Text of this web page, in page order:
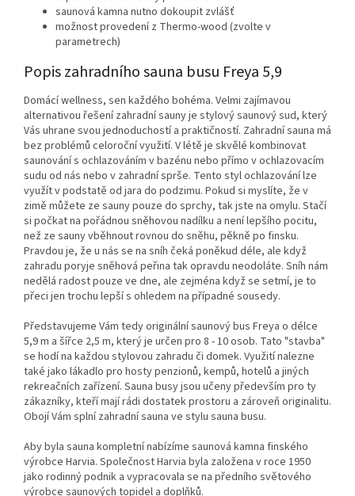
saunová kamna nutno dokoupit zvlášť
možnost provedení z Thermo-wood (zvolte v
parametrech)
Popis zahradního sauna busu Freya 5,9
Domácí wellness, sen každého bohéma. Velmi zajímavou
alternativou řešení zahradní sauny je stylový saunový sud, který
Vás uhrane svou jednoduchostí a praktičností. Zahradní sauna má
bez problémů celoroční využití. V létě je skvělé kombinovat
saunování s ochlazováním v bazénu nebo přímo v ochlazovacím
sudu od nás nebo v zahradní sprše. Tento styl ochlazování lze
využít v podstatě od jara do podzimu. Pokud si myslíte, že v
zimě můžete ze sauny pouze do sprchy, tak jste na omylu. Stačí
si počkat na pořádnou sněhovou nadílku a není lepšího pocitu,
než ze sauny vběhnout rovnou do sněhu, pěkně po finsku.
Pravdou je, že u nás se na sníh čeká poněkud déle, ale když
zahradu poryje sněhová peřina tak opravdu neodoláte. Sníh nám
nedělá radost pouze ve dne, ale zejména když se setmí, je to
přeci jen trochu lepší s ohledem na případné sousedy.
Představujeme Vám tedy originální saunový bus Freya o délce
5,9 m a šířce 2,5 m, který je určen pro 8 - 10 osob. Tato "stavba"
se hodí na každou stylovou zahradu či domek. Využití nalezne
také jako lákadlo pro hosty penzionů, kempů, hotelů a jiných
rekreačních zařízení. Sauna busy jsou učeny především pro ty
zákazníky, kteří mají rádi dostatek prostoru a zároveň originalitu.
Obojí Vám splní zahradní sauna ve stylu sauna busu.
Aby byla sauna kompletní nabízíme saunová kamna finského
výrobce Harvia. Společnost Harvia byla založena v roce 1950
jako rodinný podnik a vypracovala se na předního světového
výrobce saunových topidel a doplňků.